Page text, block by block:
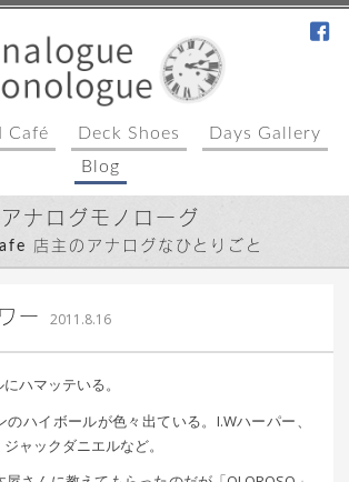
Café Deck Shoes
Days Gallery
Blog
アナログモノローグ
店主のアナログなひとりごと
ー 2011.8.16｜ 更新日：
込山 敏郎
ハマッテいる。
ハイボールが色々出ている。I.Wハーパー、
ャックダニエルなど。